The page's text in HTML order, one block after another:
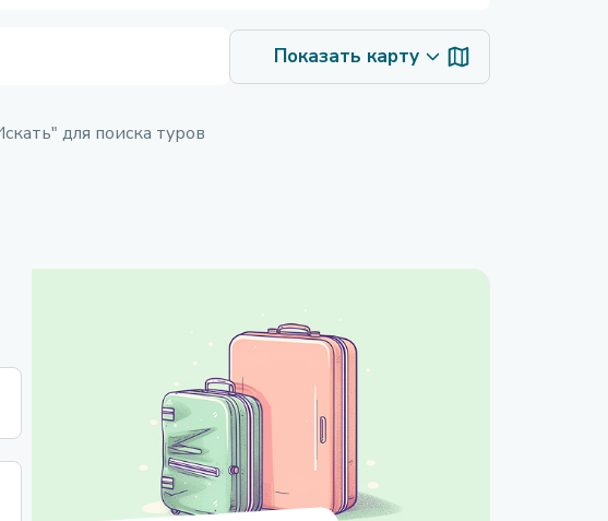
Показать карту
для поиска туров